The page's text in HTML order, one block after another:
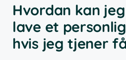
Hvordan kan
lave et
hvis jeg tjener